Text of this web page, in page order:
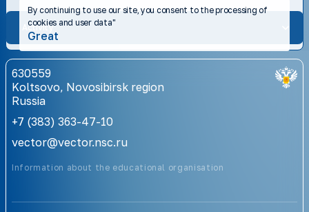
Activity
By continuing to use our site, you consent to the processing of
cookies and user data"
Great
630559
Koltsovo, Novosibirsk region
Russia
+7 (383) 363-47-10
vector@vector.nsc.ru
Information about the educational organisation